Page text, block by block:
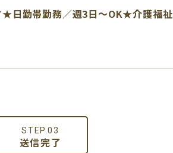
日勤帯勤務／週3日～OK★介護福祉
STEP.03
送信完了